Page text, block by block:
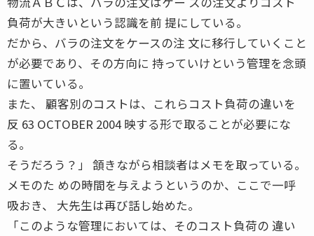
負荷が大きいという認識を前 提にしている。
だから、バラの注文をケースの注 文に移行していくこと
が必要であり、その方向に 持っていけという管理を念頭
に置いている。
また、 顧客別のコストは、これらコスト負荷の違いを
反 63 OCTOBER 2004 映する形で取ることが必要にな
る。
そうだろう？」 頷きながら相談者はメモを取っている。
メモのた めの時間を与えようというのか、ここで一呼
吸おき、 大先生は再び話し始めた。
「このような管理においては、そのコスト負荷の 違い